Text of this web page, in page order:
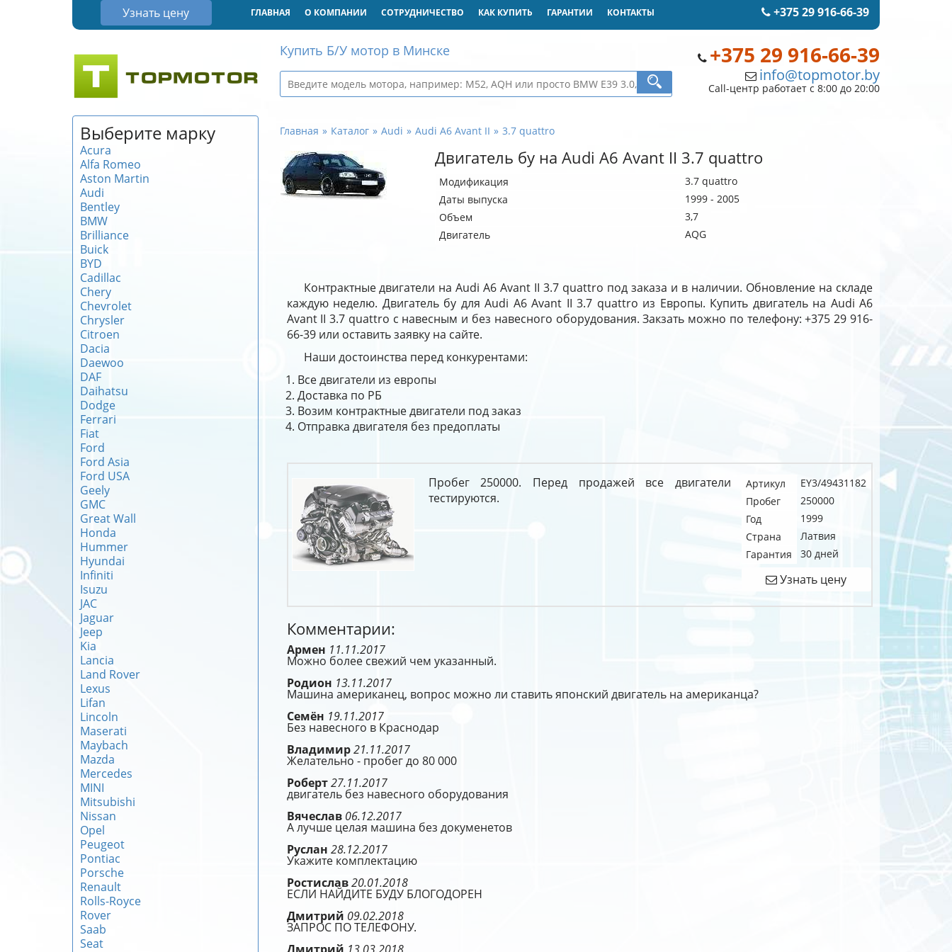
Узнать цену +375 29 916-66-39
ГЛАВНАЯ О КОМПАНИИ СОТРУДНИЧЕСТВО КАК КУПИТЬ ГАРАНТИИ КОНТАКТЫ
+375 29 916-66-39
info@topmotor.by
Call-центр работает с 8:00 до 20:00
Купить Б/У мотор в Минске
Выберите марку
Acura
Alfa Romeo
Aston Martin
Audi
Bentley
BMW
Brilliance
Buick
BYD
Cadillac
Chery
Chevrolet
Chrysler
Citroen
Dacia
Daewoo
DAF
Daihatsu
Dodge
Ferrari
Fiat
Ford
Ford Asia
Ford USA
Geely
GMC
Great Wall
Honda
Hummer
Hyundai
Infiniti
Isuzu
JAC
Jaguar
Jeep
Kia
Lancia
Land Rover
Lexus
Lifan
Lincoln
Maserati
Maybach
Mazda
Mercedes
MINI
Mitsubishi
Nissan
Opel
Peugeot
Pontiac
Porsche
Renault
Rolls-Royce
Rover
Saab
Seat
Главная Каталог Audi Audi A6 Avant II 3.7 quattro
Двигатель бу на Audi A6 Avant II 3.7 quattro
Модификация
3.7 quattro
Даты выпуска
1999 - 2005
Объем
3,7
Двигатель
AQG
Контрактные двигатели на Audi A6 Avant II 3.7 quattro под заказа и в наличии. Обновление на складе
каждую неделю. Двигатель бу для Audi A6 Avant II 3.7 quattro из Европы. Купить двигатель на Audi A6
Avant II 3.7 quattro с навесным и без навесного оборудования. Закзать можно по телефону: +375 29 916-
66-39 или оставить заявку на сайте.
Наши достоинства перед конкурентами:
Все двигатели из европы
Доставка по РБ
Возим контрактные двигатели под заказ
Отправка двигателя без предоплаты
Пробег 250000. Перед продажей все двигатели
тестируются.
Артикул
EY3/49431182
Пробег
250000
Год
1999
Страна
Латвия
Гарантия
30 дней
Узнать цену
Комментарии:
Армен 11.11.2017
Можно более свежий чем указанный.
Родион 13.11.2017
Машина американец, вопрос можно ли ставить японский двигатель на американца?
Семён 19.11.2017
Без навесного в Краснодар
Владимир21.11.2017
Желательно - пробег до 80 000
Роберт27.11.2017
двигатель без навесного оборудования
Вячеслав 06.12.2017
А лучше целая машина без докуменетов
Руслан 28.12.2017
Укажите комплектацию
Ростислав20.01.2018
ЕСЛИ НАЙДИТЕ БУДУ БЛОГОДОРЕН
Дмитрий 09.02.2018
ЗАПРОС ПО ТЕЛЕФОНУ.